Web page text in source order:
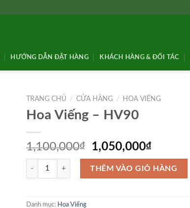
HƯỚNG DẪN ĐẶT HÀNG KHÁCH HÀNG & ĐỐI TÁC
TRANG CHỦ / CỬA HÀNG / HOA VIẾNG
Hoa Viếng – HV90
1,100,000₫
Giá
gốc
là:
1,100,000₫.
1,050,000₫Giá
hiện
tại
là:
Hoa Viếng - HV90 số lượng
THÊM VÀO GIỎ HÀNG
Danh mục: Hoa Viếng